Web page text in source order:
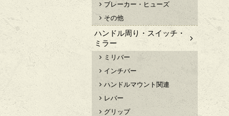
ブレーカー・ヒューズ
その他
ハンドル周り・スイッチ・
ミラー
ミリバー
インチバー
ハンドルマウント関連
レバー
グリップ